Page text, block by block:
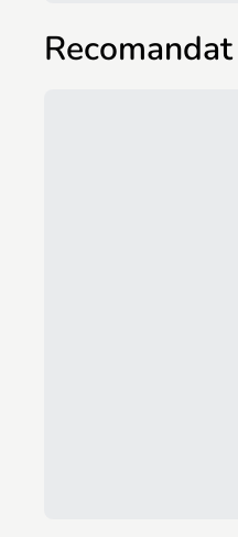
Recomandat